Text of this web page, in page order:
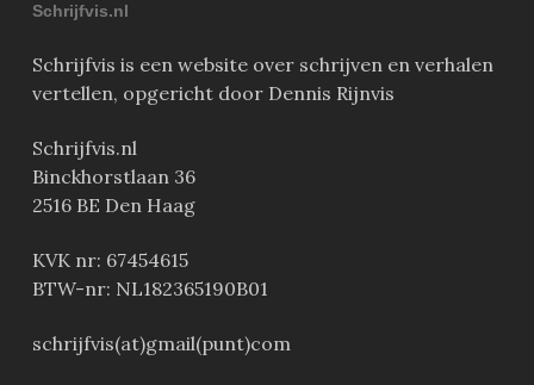
Schrijfvis.nl
Schrijfvis is een website over schrijven en verhalen
vertellen, opgericht door Dennis Rijnvis
Schrijfvis.nl
Binckhorstlaan 36
2516 BE Den Haag
KVK nr: 67454615
BTW-nr: NL182365190B01
schrijfvis(at)gmail(punt)com